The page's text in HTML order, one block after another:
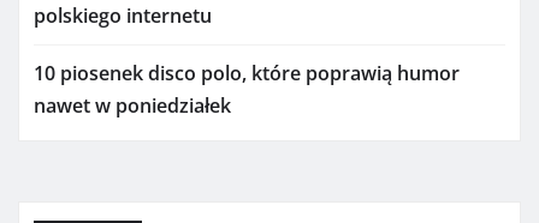
polskiego internetu
10 piosenek disco polo, które poprawią humor
nawet w poniedziałek